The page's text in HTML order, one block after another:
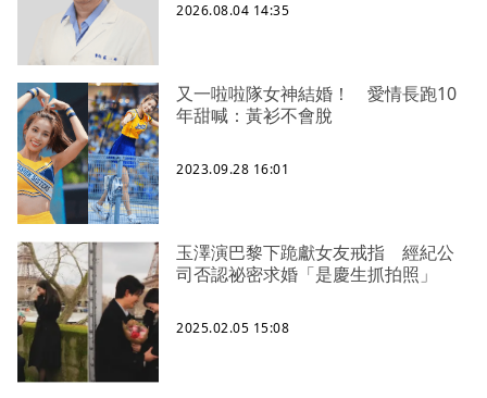
2026.08.04 14:35
又一啦啦隊女神結婚！ 愛情長跑10
年甜喊：黃衫不會脫
2023.09.28 16:01
玉澤演巴黎下跪獻女友戒指 經紀公
司否認祕密求婚「是慶生抓拍照」
2025.02.05 15:08